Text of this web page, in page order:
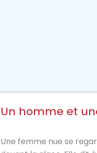
Un homme et
Une femme nue se